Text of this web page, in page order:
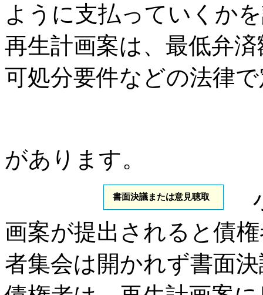
ように支払っていくか
再生計画案は、最低弁
可処分要件などの法律
があります。
書面決議または意見聴取
画案が提出されると債
者集会は開かれず書面